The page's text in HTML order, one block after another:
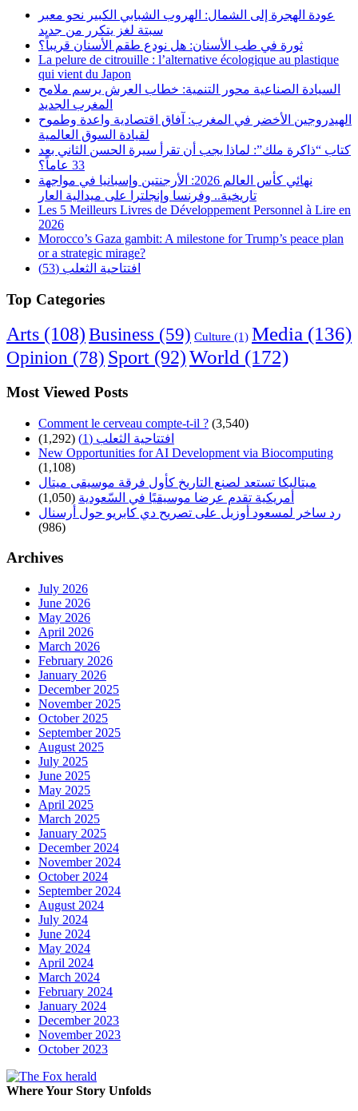
عودة الهجرة إلى الشمال: الهروب الشبابي الكبير نحو معبر
سبتة لغز يتكرر من جديد
ثورة في طب الأسنان: هل نودع طقم الأسنان قريباً؟
La pelure de citrouille : l’alternative écologique au plastique
qui vient du Japon
السيادة الصناعية محور التنمية: خطاب العرش يرسم ملامح
المغرب الجديد
الهيدروجين الأخضر في المغرب: آفاق اقتصادية واعدة وطموح
لقيادة السوق العالمية
كتاب “ذاكرة ملك”: لماذا يجب أن تقرأ سيرة الحسن الثاني بعد
33 عاماً؟
نهائي كأس العالم 2026: الأرجنتين وإسبانيا في مواجهة
تاريخية.. وفرنسا وإنجلترا على ميدالية العار
Les 5 Meilleurs Livres de Développement Personnel à Lire en
2026
Morocco’s Gaza gambit: A milestone for Trump’s peace plan
or a strategic mirage?
افتتاحية الثعلب (53)
Top Categories
Arts (108) Business (59) Culture (1) Media (136)
Opinion (78) Sport (92)World (172)
Most Viewed Posts
Comment le cerveau compte-t-il ? (3,540)
افتتاحية الثعلب (1)
(1,292)
New Opportunities for AI Development via Biocomputing
(1,108)
ميتاليكا تستعد لصنع التاريخ كأول فرقة موسيقى ميتال
أمريكية تقدم عرضا موسيقيًا في السّعودية (1,050)
رد ساخر لمسعود أوزيل على تصريح دي كابريو حول أرسنال
(986)
Archives
July 2026
June 2026
May 2026
April 2026
March 2026
February 2026
January 2026
December 2025
November 2025
October 2025
September 2025
August 2025
July 2025
June 2025
May 2025
April 2025
March 2025
January 2025
December 2024
November 2024
October 2024
September 2024
August 2024
July 2024
June 2024
May 2024
April 2024
March 2024
February 2024
January 2024
December 2023
November 2023
October 2023
Where Your Story Unfolds